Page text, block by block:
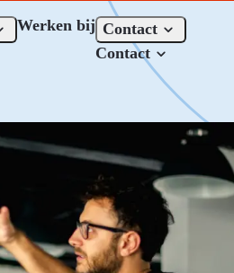
Werken bij Contact
Contact